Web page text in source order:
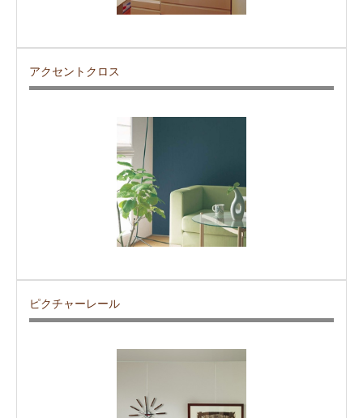
アクセントクロス
ピクチャーレール